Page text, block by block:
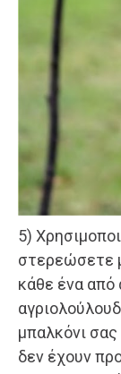
5)
στερεώσετε
κάθε ένα από
μπαλκόνι
δεν έχουν